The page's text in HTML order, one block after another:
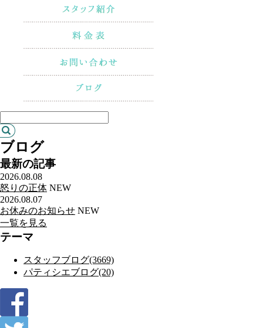
ブログ
最新の記事
2026.08.08
怒りの正体 NEW
2026.08.07
お休みのお知らせ NEW
一覧を見る
テーマ
スタッフブログ(3669)
パティシエブログ(20)